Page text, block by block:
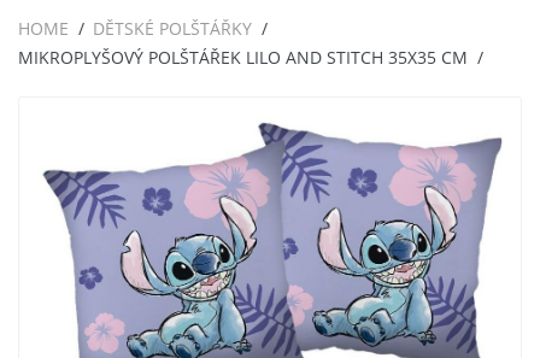
HOME
DĚTSKÉ POLŠTÁŘKY
MIKROPLYŠOVÝ POLŠTÁŘEK LILO AND STITCH 35X35 CM